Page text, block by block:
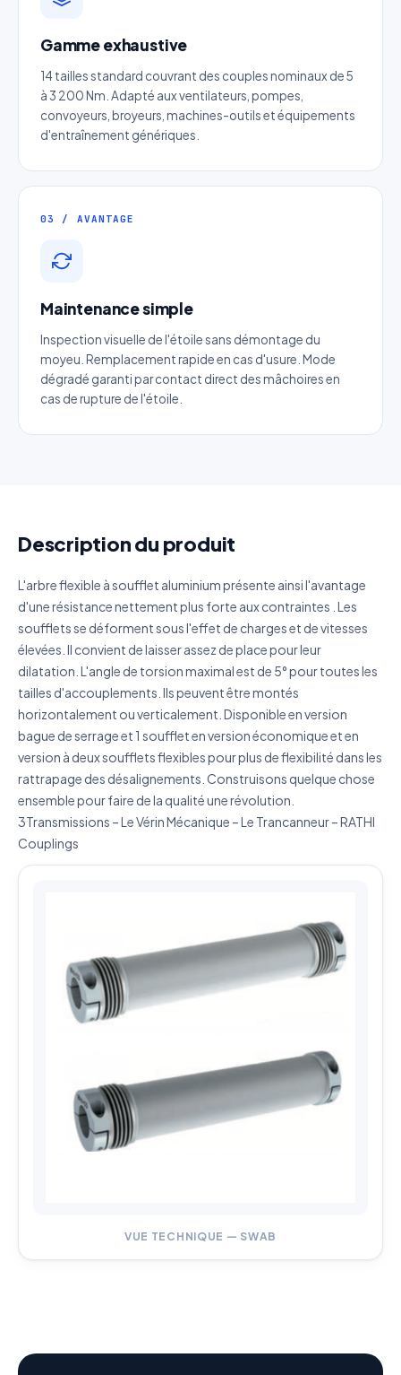
Gamme exhaustive
14 tailles standard couvrant des couples nominaux de 5
à 3 200 Nm. Adapté aux ventilateurs, pompes,
convoyeurs, broyeurs, machines-outils et équipements
d'entraînement génériques.
03 / AVANTAGE
Maintenance simple
Inspection visuelle de l'étoile sans démontage du
moyeu. Remplacement rapide en cas d'usure. Mode
dégradé garanti par contact direct des mâchoires en
cas de rupture de l'étoile.
Description du produit
L'arbre flexible à soufflet aluminium présente ainsi l'avantage
d'une résistance nettement plus forte aux contraintes . Les
soufflets se déforment sous l'effet de charges et de vitesses
élevées. Il convient de laisser assez de place pour leur
dilatation. L'angle de torsion maximal est de 5° pour toutes les
tailles d'accouplements. Ils peuvent être montés
horizontalement ou verticalement. Disponible en version
bague de serrage et 1 soufflet en version économique et en
version à deux soufflets flexibles pour plus de flexibilité dans les
rattrapage des désalignements. Construisons quelque chose
ensemble pour faire de la qualité une révolution.
3Transmissions – Le Vérin Mécanique – Le Trancanneur – RATHI
Couplings
VUE TECHNIQUE — SWAB
Devis Arbre flexible à soufflet
aluminium
Réponse sous 24h — Sans engagement
Nom complet*
Téléphone*
Catégorie
J'accepte que mes données soient utilisées pour traiter
ma demande.
Politique de confidentialité
Envoyer ma demande de devis
Vos données sont protégées et ne seront jamais
partagées